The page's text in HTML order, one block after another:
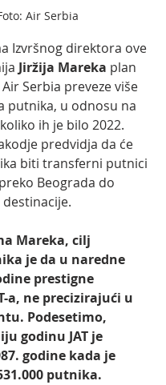
Air Serbia
Izvršnog direktora ove
Jiržija Mareka plan
Serbia preveze više
putnika, u odnosu na
ih je bilo 2022.
predvidja da će
biti transferni putnici
Beograda do
Mareka, cilj
je da u naredne
prestigne
a, ne precizirajući u
Podesetimo,
godinu JAT je
godine kada je
putnika.